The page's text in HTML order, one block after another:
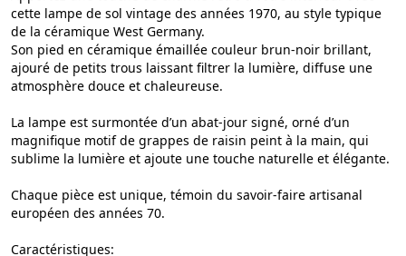
cette lampe de sol vintage des années 1970, au style typique
de la céramique West Germany.
Son pied en céramique émaillée couleur brun-noir brillant,
ajouré de petits trous laissant filtrer la lumière, diffuse une
atmosphère douce et chaleureuse.
La lampe est surmontée d’un abat-jour signé, orné d’un
magnifique motif de grappes de raisin peint à la main, qui
sublime la lumière et ajoute une touche naturelle et élégante.
Chaque pièce est unique, témoin du savoir-faire artisanal
européen des années 70.
Caractéristiques: